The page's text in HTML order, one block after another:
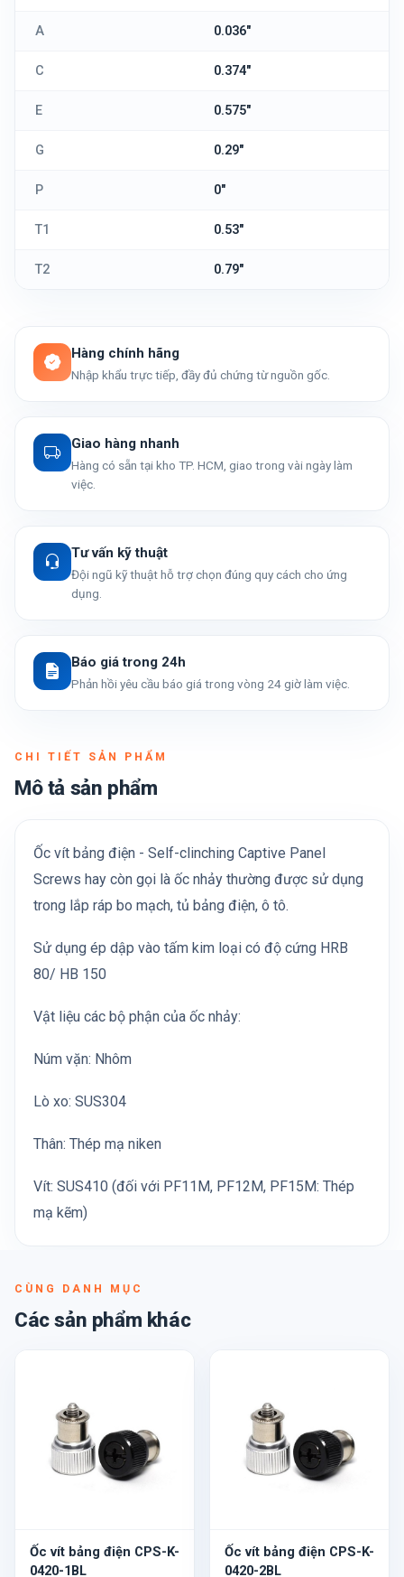
A 0.036"
C 0.374"
E 0.575"
G 0.29"
P 0"
T1 0.53"
T2 0.79"
Hàng chính hãng
Nhập khẩu trực tiếp, đầy đủ chứng từ nguồn gốc.
Giao hàng nhanh
Hàng có sẵn tại kho TP. HCM, giao trong vài ngày làm
việc.
Tư vấn kỹ thuật
Đội ngũ kỹ thuật hỗ trợ chọn đúng quy cách cho ứng
dụng.
Báo giá trong 24h
Phản hồi yêu cầu báo giá trong vòng 24 giờ làm việc.
CHI TIẾT SẢN PHẨM
Mô tả sản phẩm
Ốc vít bảng điện - Self-clinching Captive Panel
Screws hay còn gọi là ốc nhảy thường được sử dụng
trong lắp ráp bo mạch, tủ bảng điện, ô tô.
Sử dụng ép dập vào tấm kim loại có độ cứng HRB
80/ HB 150
Vật liệu các bộ phận của ốc nhảy:
Núm vặn: Nhôm
Lò xo: SUS304
Thân: Thép mạ niken
Vít: SUS410 (đối với PF11M, PF12M, PF15M: Thép
mạ kẽm)
CÙNG DANH MỤC
Các sản phẩm khác
Ốc vít bảng điện CPS-K-
0420-1BL
Ốc vít bảng điện CPS-K-
0420-2BL